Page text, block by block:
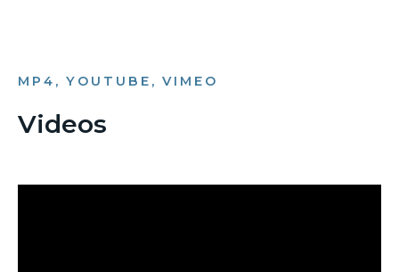
MP4, YOUTUBE, VIMEO
Videos